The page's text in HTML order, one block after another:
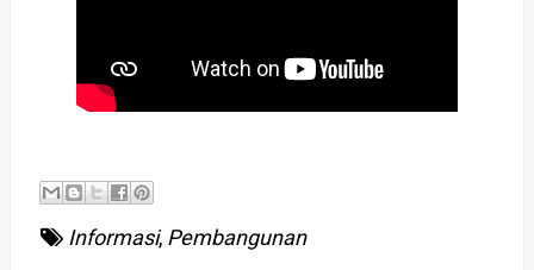
Informasi, Pembangunan